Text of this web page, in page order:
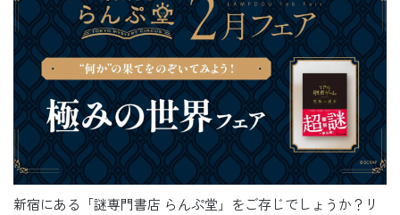
新宿にある「謎専門書店 らんぷ堂」をご存じでしょうか？リ